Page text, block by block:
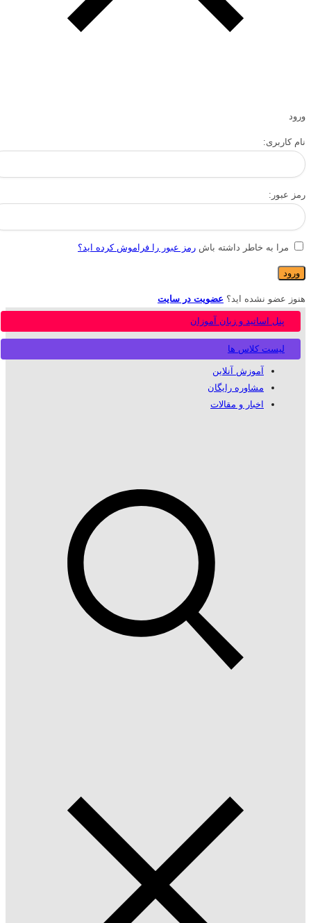
ورود
نام کاربری:
رمز عبور:
مرا به خاطر داشته باش رمز عبور را فراموش کرده اید؟
هنوز عضو نشده اید؟ عضویت در سایت
لیست کلاس ها
پنل اساتید و زبان آموزان
آموزش آنلاین
مشاوره رایگان
اخبار و مقالات